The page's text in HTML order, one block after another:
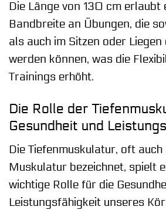
Die Länge von 130 cm erlaubt
Bandbreite an Übungen, die
als auch im Sitzen oder
werden können, was die
Trainings erhöht.
Die Rolle der
Gesundheit und
Die Tiefenmuskulatur, oft
Muskulatur bezeichnet, spielt
wichtige Rolle für die
Leistungsfähigkeit unseres